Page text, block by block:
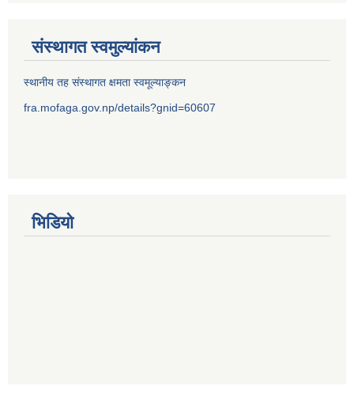
संस्थागत स्वमुल्यांकन
स्थानीय तह संस्थागत क्षमता स्वमूल्याङ्कन
fra.mofaga.gov.np/details?gnid=60607
भिडियो